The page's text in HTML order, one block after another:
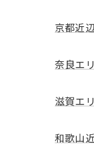
京都近
奈良エ
滋賀エ
和歌山